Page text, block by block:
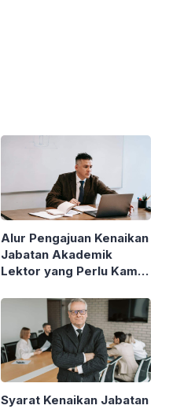
Alur Pengajuan Kenaikan
Jabatan Akademik
Lektor yang Perlu Kamu
Syarat Kenaikan Jabatan